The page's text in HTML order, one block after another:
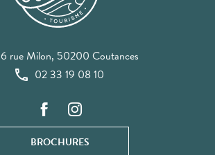
6 rue Milon, 50200 Coutances
02 33 19 08 10
BROCHURES